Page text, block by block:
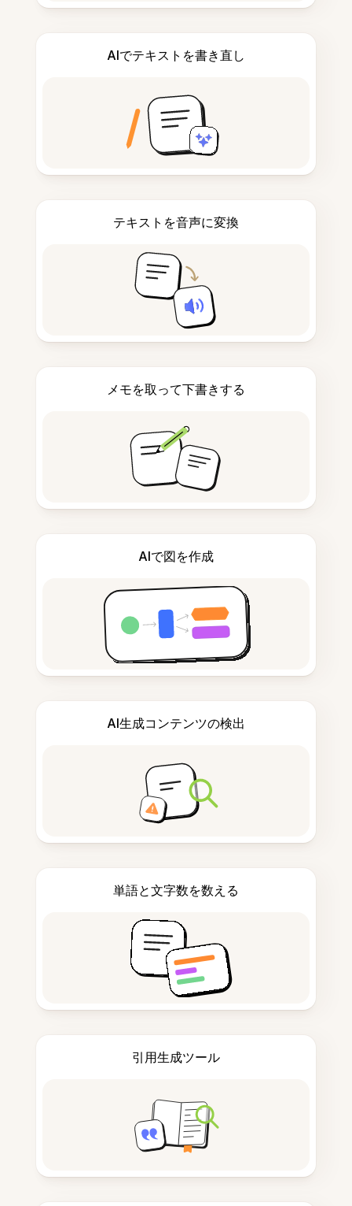
AIでテキストを書き直し
テキストを音声に変換
メモを取って下書きする
AIで図を作成
AI生成コンテンツの検出
単語と文字数を数える
引用生成ツール